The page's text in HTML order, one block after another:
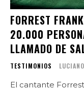
FORREST
20.000
LLAMADO DE
TESTIMONIOS
El cantante